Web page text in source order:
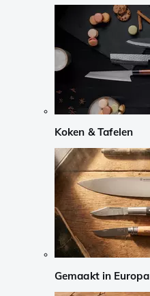
Koken & Tafelen
Gemaakt in Europa